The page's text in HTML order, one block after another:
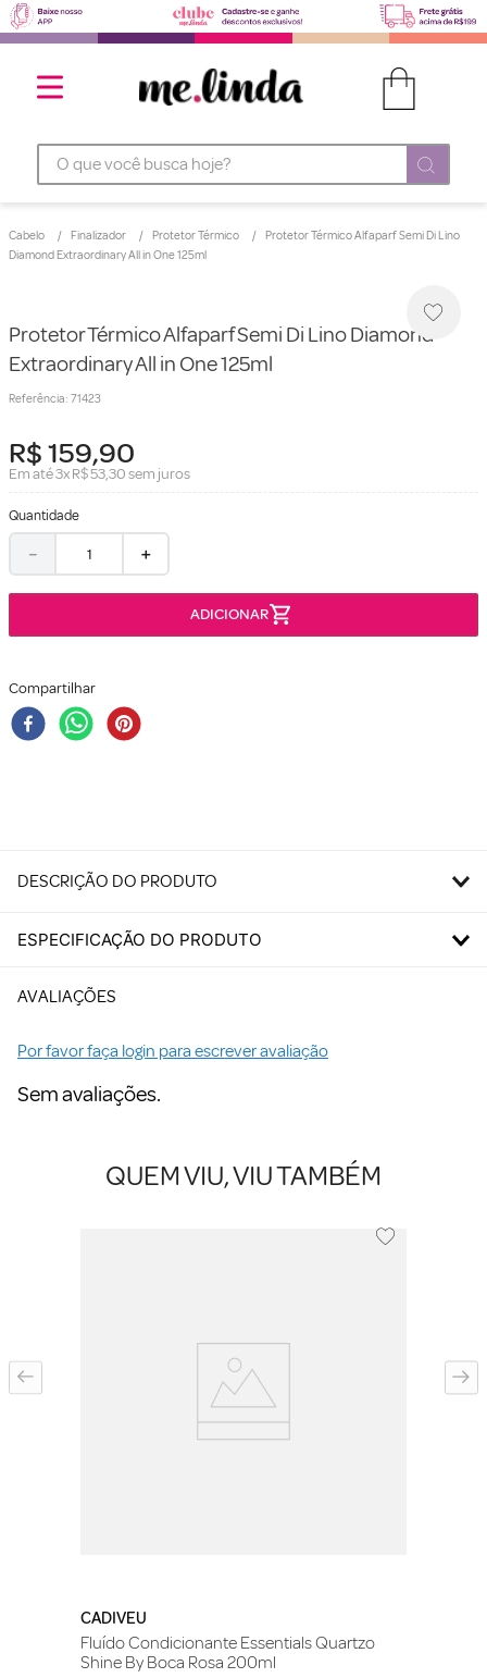
O que você busca hoje?
Cabelo Finalizador Protetor Térmico
Protetor Térmico Alfaparf Semi Di Lino
Diamond Extraordinary All in One 125ml
Protetor Térmico Alfaparf Semi Di Lino Diamond
Extraordinary All in One 125ml
Referência: 71423
R$159,90
Em até3xR$53,30sem juros
Quantidade
＋
－
Compartilhar
DESCRIÇÃO DO PRODUTO
ESPECIFICAÇÃO DO PRODUTO
AVALIAÇÕES
Por favor faça login para escrever avaliação
Sem avaliações.
QUEM VIU, VIU TAMBÉM
CADIVEU
Fluído Condicionante Essentials Quartzo
Shine By Boca Rosa 200ml